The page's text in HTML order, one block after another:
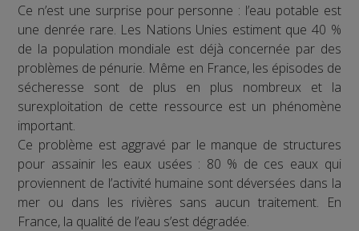
Ce n’est une surprise pour personne : l’eau potable est
une denrée rare. Les Nations Unies estiment que 40 %
de la population mondiale est déjà concernée par des
problèmes de pénurie. Même en France, les épisodes de
sécheresse sont de plus en plus nombreux et la
surexploitation de cette ressource est un phénomène
important.
Ce problème est aggravé par le manque de structures
pour assainir les eaux usées : 80 % de ces eaux qui
proviennent de l’activité humaine sont déversées dans la
mer ou dans les rivières sans aucun traitement. En
France, la qualité de l’eau s’est dégradée.